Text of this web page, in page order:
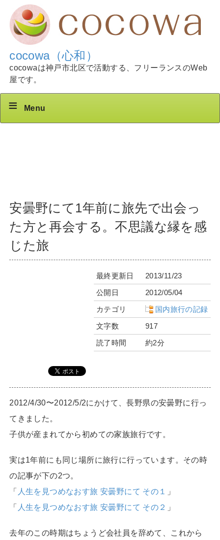
cocowa（心和）
cocowaは神戸市北区で活動する、フリーランスのWeb
屋です。
Menu
安曇野にて1年前に旅先で出会っ
た方と再会する。不思議な縁を感
じた旅
最終更新日
2013/11/23
公開日
2012/05/04
カテゴリ
国内旅行の記録
文字数
917
読了時間
約2分
2012/4/30〜2012/5/2にかけて、長野県の安曇野に行っ
てきました。
子供が産まれてから初めての家族旅行です。
実は1年前にも同じ場所に旅行に行っています。その時
の記事が下の2つ。
「
人生を見つめなおす旅 安曇野にて その１
」
「
人生を見つめなおす旅 安曇野にて その２ 」
去年のこの時期はちょうど会社員を辞めて、これから